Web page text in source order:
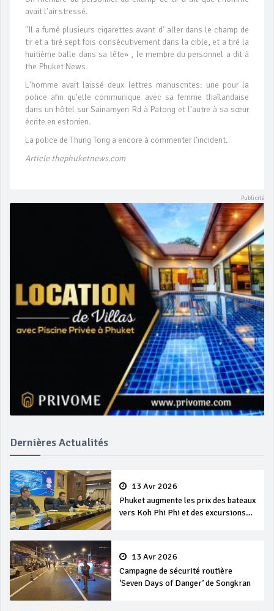
avait l'air stressé.
"Il a fumé plusieurs cigarettes avant d' aller dans le champ de
tir et a tiré sept fois consécutivement dans la cible, et a tiré la
huitième balle dans sa tête» , le membre du personnel a dit à
the Phuket News.
L'homme avait laissé deux lettres manuscrites: une pour la
police afin qu'elle communique avec sa femme thaïlandaise
dans un hôtel sur Sainamyen Rd à Patong et l'autre à sa sœur
écrite en estonien.
La police de Thung Tong a encore à commenter l'incident.
Article thephuketnews.com
Dernières Actualités
13 Avr 2026
Phuket augmente les prix des bateaux
vers Koh Phi Phi et des excursions
13 Avr 2026
Campagne de sécurité routière
‘Seven Days of Danger’ de Songkran